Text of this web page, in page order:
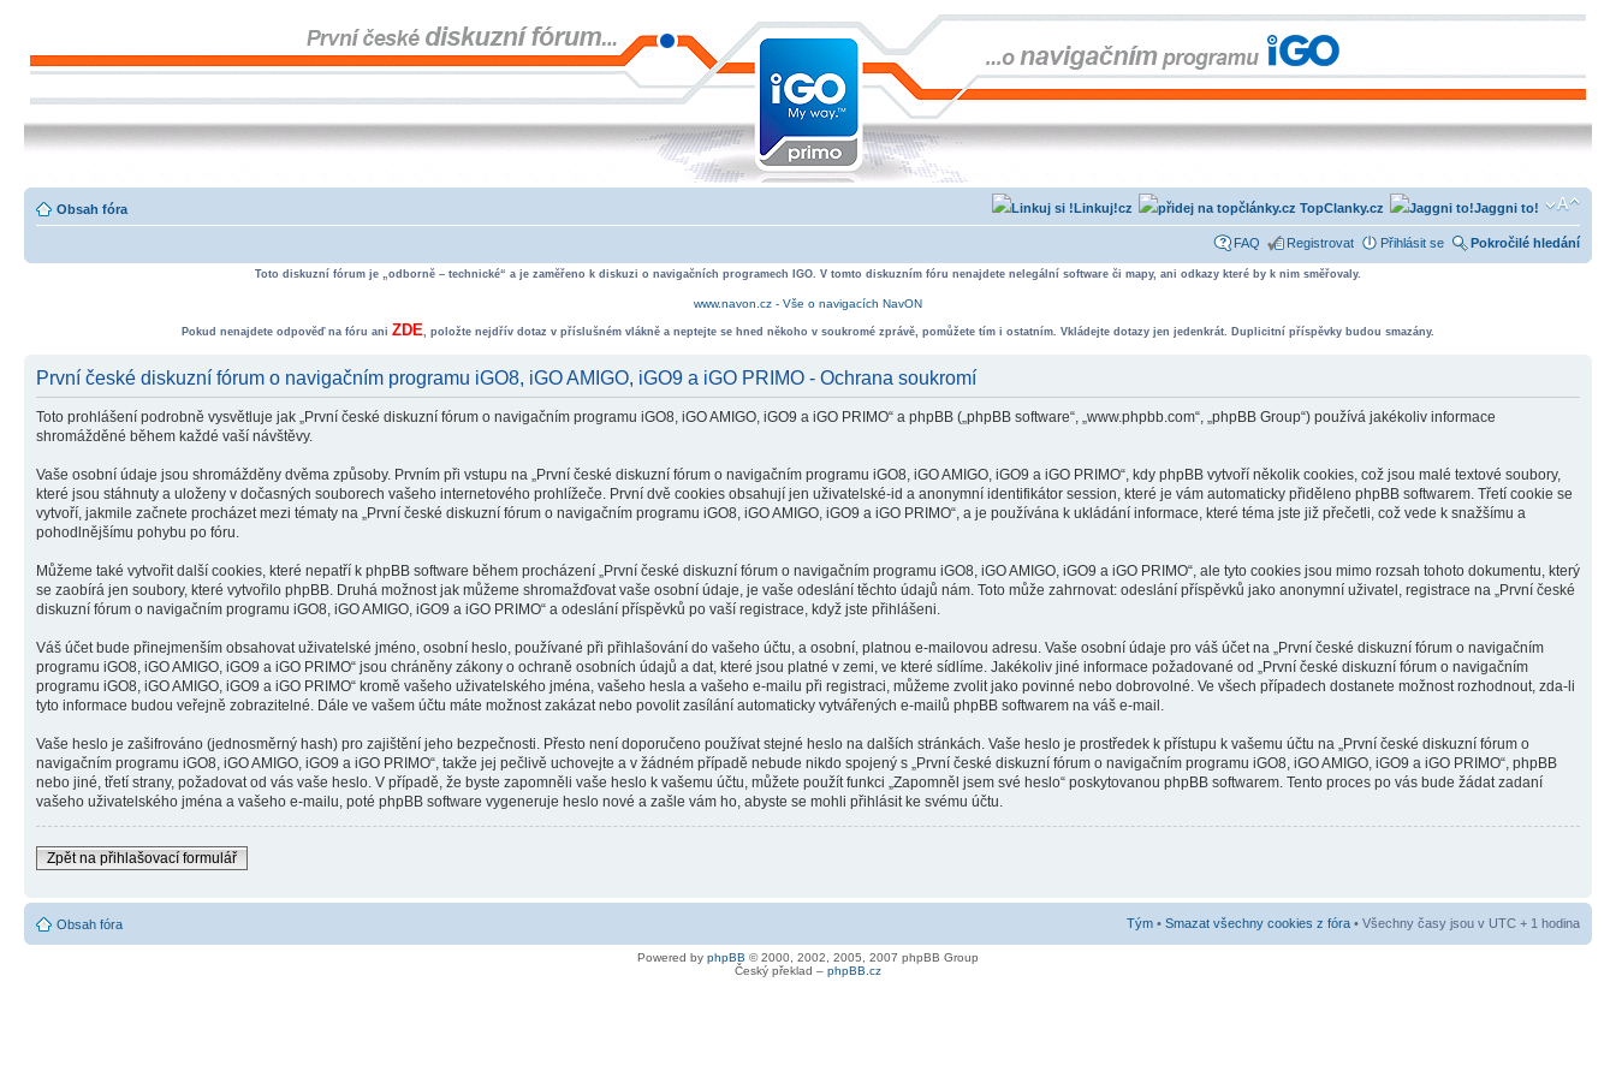
Obsah fóra Jaggni to!
TopClanky.cz
Linkuj!cz
FAQ Registrovat Přihlásit se Pokročilé hledání
Toto diskuzní fórum je „odborně – technické“ a je zaměřeno k diskuzi o navigačních programech IGO. V tomto diskuzním fóru nenajdete nelegální software či mapy, ani odkazy které by k nim směřovaly.
www.navon.cz - Vše o navigacích NavON
Pokud nenajdete odpověď na fóru ani ZDE, položte nejdřív dotaz v příslušném vlákně a neptejte se hned někoho v soukromé zprávě, pomůžete tím i ostatním. Vkládejte dotazy jen jedenkrát. Duplicitní příspěvky budou smazány.
První české diskuzní fórum o navigačním programu iGO8, iGO AMIGO, iGO9 a iGO PRIMO - Ochrana soukromí
Toto prohlášení podrobně vysvětluje jak „První české diskuzní fórum o navigačním programu iGO8, iGO AMIGO, iGO9 a iGO PRIMO“ a phpBB („phpBB software“, „www.phpbb.com“, „phpBB Group“) používá jakékoliv informace
shromážděné během každé vaší návštěvy.
Vaše osobní údaje jsou shromážděny dvěma způsoby. Prvním při vstupu na „První české diskuzní fórum o navigačním programu iGO8, iGO AMIGO, iGO9 a iGO PRIMO“, kdy phpBB vytvoří několik cookies, což jsou malé textové soubory,
které jsou stáhnuty a uloženy v dočasných souborech vašeho internetového prohlížeče. První dvě cookies obsahují jen uživatelské-id a anonymní identifikátor session, které je vám automaticky přiděleno phpBB softwarem. Třetí cookie se
vytvoří, jakmile začnete procházet mezi tématy na „První české diskuzní fórum o navigačním programu iGO8, iGO AMIGO, iGO9 a iGO PRIMO“, a je používána k ukládání informace, které téma jste již přečetli, což vede k snažšímu a
pohodlnějšímu pohybu po fóru.
Můžeme také vytvořit další cookies, které nepatří k phpBB software během procházení „První české diskuzní fórum o navigačním programu iGO8, iGO AMIGO, iGO9 a iGO PRIMO“, ale tyto cookies jsou mimo rozsah tohoto dokumentu, který
se zaobírá jen soubory, které vytvořilo phpBB. Druhá možnost jak můžeme shromažďovat vaše osobní údaje, je vaše odeslání těchto údajů nám. Toto může zahrnovat: odeslání příspěvků jako anonymní uživatel, registrace na „První české
diskuzní fórum o navigačním programu iGO8, iGO AMIGO, iGO9 a iGO PRIMO“ a odeslání příspěvků po vaší registrace, když jste přihlášeni.
Váš účet bude přinejmenším obsahovat uživatelské jméno, osobní heslo, používané při přihlašování do vašeho účtu, a osobní, platnou e-mailovou adresu. Vaše osobní údaje pro váš účet na „První české diskuzní fórum o navigačním
programu iGO8, iGO AMIGO, iGO9 a iGO PRIMO“ jsou chráněny zákony o ochraně osobních údajů a dat, které jsou platné v zemi, ve které sídlíme. Jakékoliv jiné informace požadované od „První české diskuzní fórum o navigačním
programu iGO8, iGO AMIGO, iGO9 a iGO PRIMO“ kromě vašeho uživatelského jména, vašeho hesla a vašeho e-mailu při registraci, můžeme zvolit jako povinné nebo dobrovolné. Ve všech případech dostanete možnost rozhodnout, zda-li
tyto informace budou veřejně zobrazitelné. Dále ve vašem účtu máte možnost zakázat nebo povolit zasílání automaticky vytvářených e-mailů phpBB softwarem na váš e-mail.
Vaše heslo je zašifrováno (jednosměrný hash) pro zajištění jeho bezpečnosti. Přesto není doporučeno používat stejné heslo na dalších stránkách. Vaše heslo je prostředek k přístupu k vašemu účtu na „První české diskuzní fórum o
navigačním programu iGO8, iGO AMIGO, iGO9 a iGO PRIMO“, takže jej pečlivě uchovejte a v žádném případě nebude nikdo spojený s „První české diskuzní fórum o navigačním programu iGO8, iGO AMIGO, iGO9 a iGO PRIMO“, phpBB
nebo jiné, třetí strany, požadovat od vás vaše heslo. V případě, že byste zapomněli vaše heslo k vašemu účtu, můžete použít funkci „Zapomněl jsem své heslo“ poskytovanou phpBB softwarem. Tento proces po vás bude žádat zadaní
vašeho uživatelského jména a vašeho e-mailu, poté phpBB software vygeneruje heslo nové a zašle vám ho, abyste se mohli přihlásit ke svému účtu.
Zpět na přihlašovací formulář
Obsah fóra Tým • Smazat všechny cookies z fóra • Všechny časy jsou v UTC + 1 hodina
Powered by phpBB © 2000, 2002, 2005, 2007 phpBB Group
Český překlad – phpBB.cz